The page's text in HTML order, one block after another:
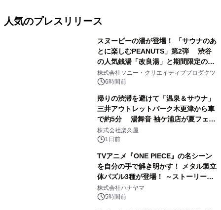
人気のプレスリリース
スヌーピーの湯が登場！ 「サウナのあ
とに楽しむPEANUTS」第2弾 渋谷
の人気銭湯「改良湯」と期間限定のコ
ラボレーション サウナイキタイコラ
ボグッズも発売決定！
株式会社ソニー・クリエイティブプロダクツ
6時間前
帰りの渋滞を避けて「温泉＆サウナ」
三井アウトレットパーク木更津から車
で約5分 湯舞音 袖ケ浦店が夏フェア
メニューを提供
株式会社楽久屋
1日前
TVアニメ『ONE PIECE』の名シーン
を自分の手で解き明かす！ メタル製立
体パズル3種が登場！ ～ストーリーと
ギミックが融合した 大人の体験型パズ
ルが8月7日(金)12時より先行予約受付
株式会社ハナヤマ
5時間前